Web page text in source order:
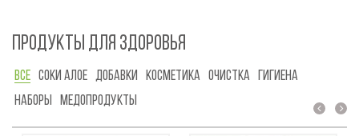
ПРОДУКТЫ ДЛЯ ЗДОРОВЬЯ
ВСЕ СОКИ АЛОЕ ДОБАВКИ КОСМЕТИКА ОЧИСТКА ГИГИЕНА
НАБОРЫ МЕДОПРОДУКТЫ
prev next